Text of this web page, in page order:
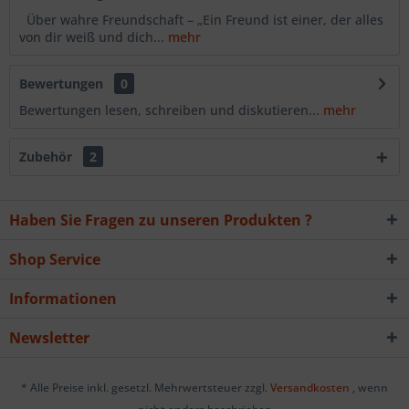
Über wahre Freundschaft – „Ein Freund ist einer, der alles
von dir weiß und dich... mehr
Bewertungen
0
Bewertungen lesen, schreiben und diskutieren... mehr
Zubehör 2
Haben Sie Fragen zu unseren Produkten ?
Shop Service
Informationen
Newsletter
* Alle Preise inkl. gesetzl. Mehrwertsteuer zzgl. Versandkosten , wenn